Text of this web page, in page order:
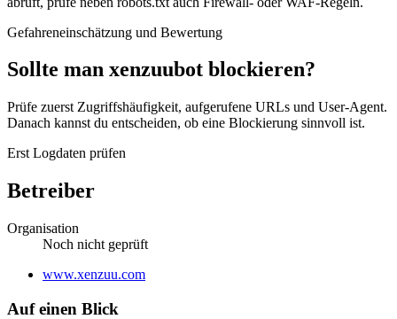
Gefahreneinschätzung und Bewertung
Sollte man xenzuubot blockieren?
Prüfe zuerst Zugriffshäufigkeit, aufgerufene URLs und User-Agent.
Danach kannst du entscheiden, ob eine Blockierung sinnvoll ist.
Erst Logdaten prüfen
Betreiber
Organisation
Noch nicht geprüft
Website
www.xenzuu.com
Auf einen Blick